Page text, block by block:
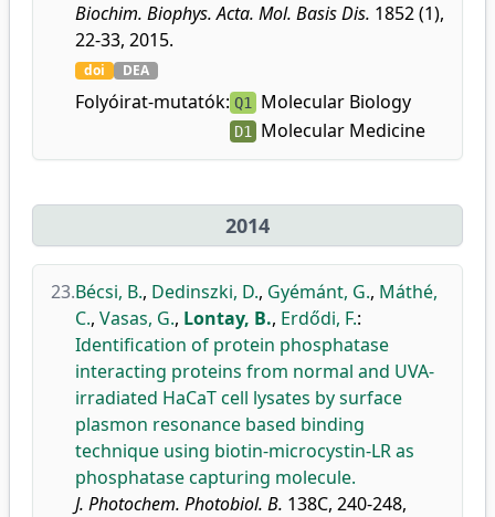
Biochim. Biophys. Acta. Mol. Basis Dis. 1852 (1),
22-33, 2015.
doi DEA
Folyóirat-mutatók: Q1 Molecular Biology
D1 Molecular Medicine
2014
23.Bécsi, B., Dedinszki, D., Gyémánt, G., Máthé,
C., Vasas, G., Lontay, B., Erdődi, F.:
Identification of protein phosphatase
interacting proteins from normal and UVA-
irradiated HaCaT cell lysates by surface
plasmon resonance based binding
technique using biotin-microcystin-LR as
phosphatase capturing molecule.
J. Photochem. Photobiol. B. 138C, 240-248,